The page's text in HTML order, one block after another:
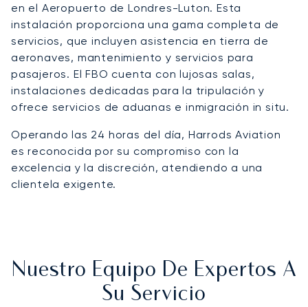
en el Aeropuerto de Londres-Luton. Esta
instalación proporciona una gama completa de
servicios, que incluyen asistencia en tierra de
aeronaves, mantenimiento y servicios para
pasajeros. El FBO cuenta con lujosas salas,
instalaciones dedicadas para la tripulación y
ofrece servicios de aduanas e inmigración in situ.
Operando las 24 horas del día, Harrods Aviation
es reconocida por su compromiso con la
excelencia y la discreción, atendiendo a una
clientela exigente.
Nuestro Equipo De Expertos A
Su Servicio